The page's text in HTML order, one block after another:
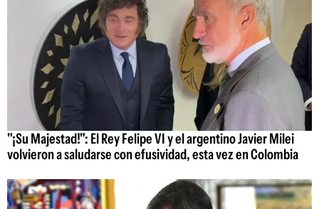
"¡Su Majestad!": El Rey Felipe VI y el argentino Javier Milei
volvieron a saludarse con efusividad, esta vez en Colombia